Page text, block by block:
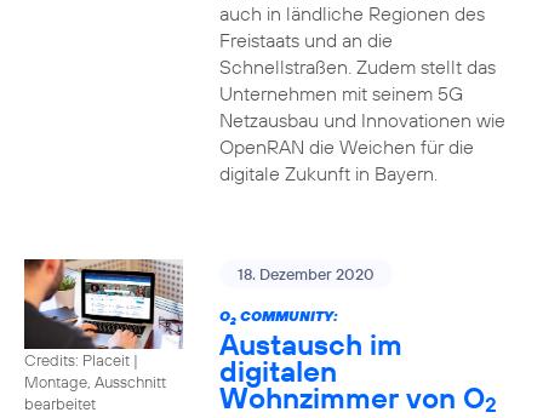
auch in ländliche Regionen des
Freistaats und an die
Schnellstraßen. Zudem stellt das
Unternehmen mit seinem 5G
Netzausbau und Innovationen wie
OpenRAN die Weichen für die
digitale Zukunft in Bayern.
Credits: Placeit |
Montage, Ausschnitt
bearbeitet
18. Dezember 2020
O2COMMUNITY:
Austausch im
digitalen
Wohnzimmer von O2